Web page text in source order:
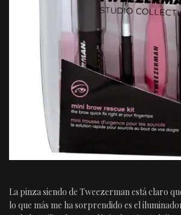
La pinza siendo de Tweezerman está claro
lo que más me ha sorprendido es el